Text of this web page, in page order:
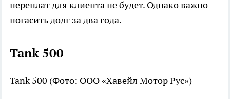
переплат для клиента не будет. Однако важно
погасить долг за два года.
Tank 500
Tank 500 (Фото: ООО «Хавейл Мотор Рус»)